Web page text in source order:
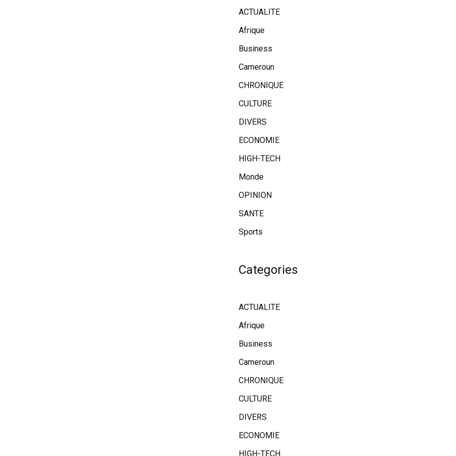
ACTUALITE
Afrique
Business
Cameroun
CHRONIQUE
CULTURE
DIVERS
ECONOMIE
HIGH-TECH
Monde
OPINION
SANTE
Sports
Categories
ACTUALITE
Afrique
Business
Cameroun
CHRONIQUE
CULTURE
DIVERS
ECONOMIE
HIGH-TECH